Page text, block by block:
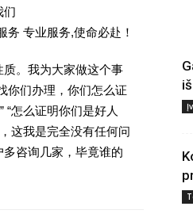
们
专业服务,使命必赴！
。我为大家做这个事
你们办理，你们怎么证
“怎么证明你们是好人
这我是完全没有任何问
咨询几家，毕竟谁的